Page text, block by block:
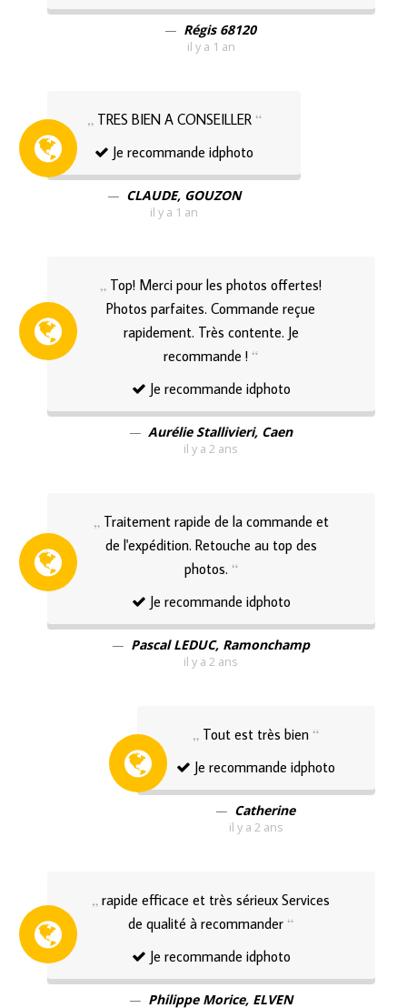
Régis 68120
il y a 1 an
TRES BIEN A CONSEILLER
Je recommande idphoto
CLAUDE, GOUZON
il y a 1 an
Top! Merci pour les photos offertes!
Photos parfaites. Commande reçue
rapidement. Très contente. Je
recommande !
Je recommande idphoto
Aurélie Stallivieri, Caen
il y a 2 ans
Traitement rapide de la commande et
de l'expédition. Retouche au top des
photos.
Je recommande idphoto
Pascal LEDUC, Ramonchamp
il y a 2 ans
Tout est très bien
Je recommande idphoto
Catherine
il y a 2 ans
rapide efficace et très sérieux Services
de qualité à recommander
Je recommande idphoto
Philippe Morice, ELVEN